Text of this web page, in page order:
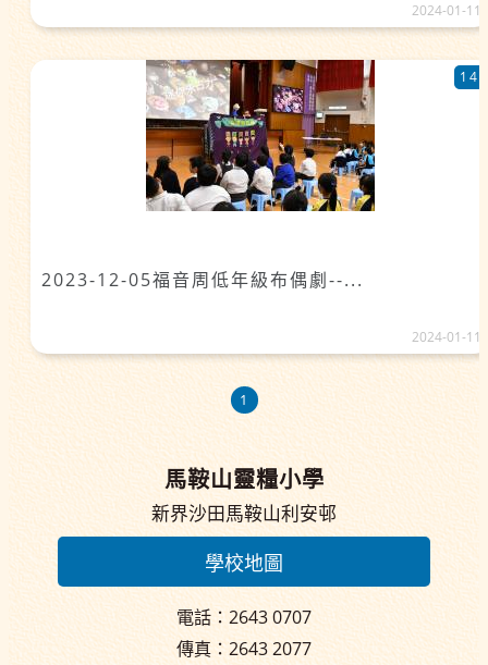
2024-01-11
2023-12-05福音周低年級布偶劇--...
14
2024-01-11
1
馬鞍山靈糧小學
新界沙田馬鞍山利安邨
學校地圖
電話：2643 0707
傳真：2643 2077